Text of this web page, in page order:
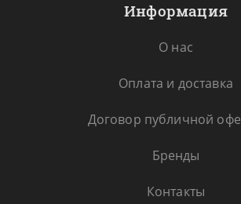
Информация
О нас
Оплата и доставка
Договор публичной
Бренды
Контакты